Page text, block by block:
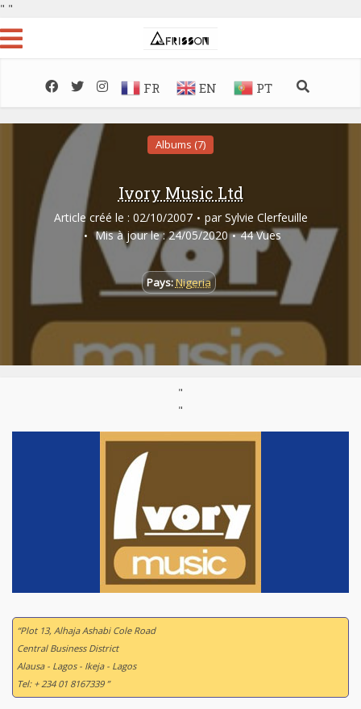
" "
FR EN PT
Albums (7)
Ivory Music Ltd
Article créé le : 02/10/2007 par Sylvie Clerfeuille
Mis à jour le : 24/05/2020
44 Vues
Pays:Nigeria
"
"
“Plot 13, Alhaja Ashabi Cole Road
Central Business District
Alausa - Lagos - Ikeja - Lagos
Tel: + 234 01 8167339 ”